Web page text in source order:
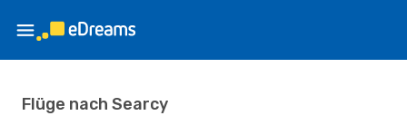
Flüge nach Searcy